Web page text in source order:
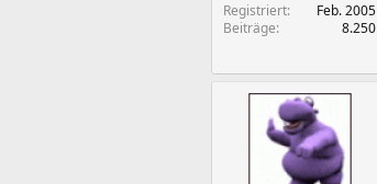
Registriert
Feb. 2005
Beiträge
8.250